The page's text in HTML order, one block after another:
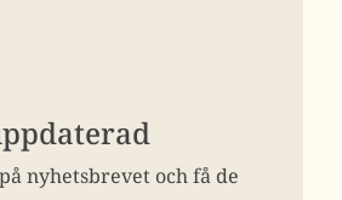
nyhetsbrevet och få de